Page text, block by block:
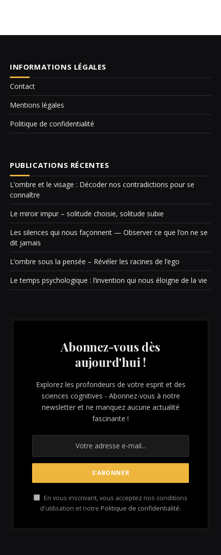
INFORMATIONS LÉGALES
Contact
Mentions légales
Politique de confidentialité
PUBLICATIONS RÉCENTES
L’ombre et le visage : Décoder nos contradictions pour se
connaître
Le miroir impur – solitude choisie, solitude subie
Les silences qui nous façonnent — Observer ce que l’on ne se
dit jamais
L’ombre sous la pensée – Révéler les racines de l’ego
Le temps psychologique : l’invention qui nous éloigne de la vie
Abonnez-vous dès
aujourd'hui !
Explorez les profondeurs de votre esprit et des
sciences cognitives - Abonnez-vous à notre
newsletter et ne manquez aucune actualité
fascinante !
En vous inscrivant, vous acceptez nos conditions
d'utilisation et notre Politique de confidentialité.